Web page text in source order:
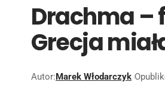
Drachma –
Grecja
Autor:Marek Włodarczyk